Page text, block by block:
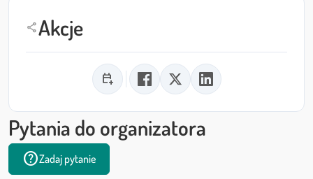
shareAkcje
calendar_add_on
Pytania do organizatora
helpZadaj pytanie